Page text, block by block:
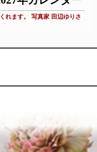
れます。 写真家 田辺ゆりさ